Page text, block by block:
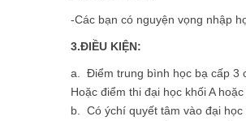
-Các bạn có nguyện vọng nhập
3.ĐIỀU KIỆN:
a. Điểm trung bình học bạ cấp 3
Hoặc điểm thi đại học khối A
b. Có ýchí quyết tâm vào đại học